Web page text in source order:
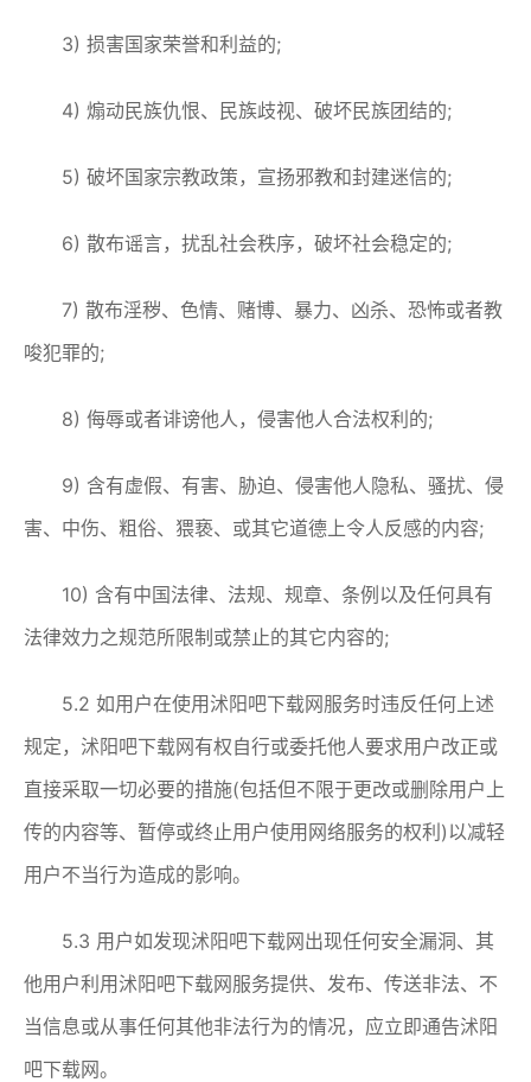
3) 损害国家荣誉和利益的;
4) 煽动民族仇恨、民族歧视、破坏民族团结的;
5) 破坏国家宗教政策，宣扬邪教和封建迷信的;
6) 散布谣言，扰乱社会秩序，破坏社会稳定的;
7) 散布淫秽、色情、赌博、暴力、凶杀、恐怖或者教
唆犯罪的;
8) 侮辱或者诽谤他人，侵害他人合法权利的;
9) 含有虚假、有害、胁迫、侵害他人隐私、骚扰、侵
害、中伤、粗俗、猥亵、或其它道德上令人反感的内容;
10) 含有中国法律、法规、规章、条例以及任何具有
法律效力之规范所限制或禁止的其它内容的;
5.2 如用户在使用沭阳吧下载网服务时违反任何上述
规定，沭阳吧下载网有权自行或委托他人要求用户改正或
直接采取一切必要的措施(包括但不限于更改或删除用户上
传的内容等、暂停或终止用户使用网络服务的权利)以减轻
用户不当行为造成的影响。
5.3 用户如发现沭阳吧下载网出现任何安全漏洞、其
他用户利用沭阳吧下载网服务提供、发布、传送非法、不
当信息或从事任何其他非法行为的情况，应立即通告沭阳
吧下载网。